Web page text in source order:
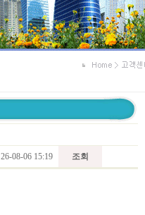
26-08-06 15:19 조회